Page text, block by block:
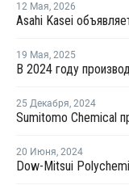
12 Мая, 2026
19 Мая, 2025
25 Декабря, 2024
20 Июня, 2024